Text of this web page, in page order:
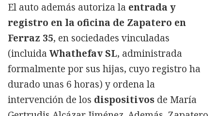
El auto además autoriza la entrada y
registro en la oficina de Zapatero en
Ferraz 35, en sociedades vinculadas
(incluida Whathefav SL, administrada
formalmente por sus hijas, cuyo registro ha
durado unas 6 horas) y ordena la
intervención de los dispositivos de María